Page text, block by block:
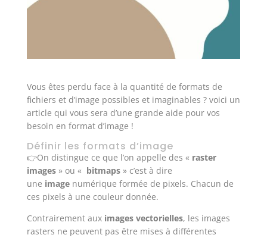
Vous êtes perdu face à la quantité de formats de
fichiers et d’image possibles et imaginables ? voici un
article qui vous sera d’une grande aide pour vos
besoin en format d’image !
Définir les formats d’image
👉On distingue ce que l’on appelle des « raster
images» ou « bitmaps» c’est à dire
une imagenumérique formée de pixels. Chacun de
ces pixels à une couleur donnée.
Contrairement auximages vectorielles, les images
rasters ne peuvent pas être mises à différentes